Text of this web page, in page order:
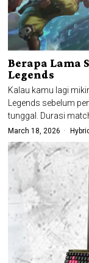
Berapa Lama
Legends
Kalau kamu lagi
Legends sebelum
tunggal. Durasi
March 18, 2026 Hybrid